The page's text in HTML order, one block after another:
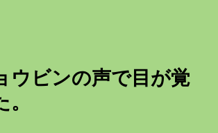
ウビンの声で目が覚